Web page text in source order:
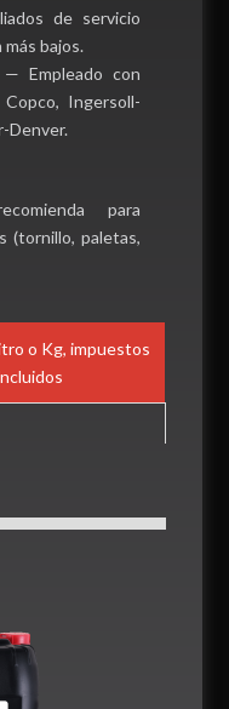
de servicio
bajos.
Empleado con
Ingersoll-
Denver.
para
(tornillo, paletas,
o Kg, impuestos